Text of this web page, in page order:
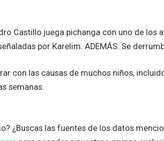
Castillo juega pichanga con uno de
por Karelim. ADEMÁS: Se
con las causas de muchos niños,
semanas.
¿Buscas las fuentes de los datos